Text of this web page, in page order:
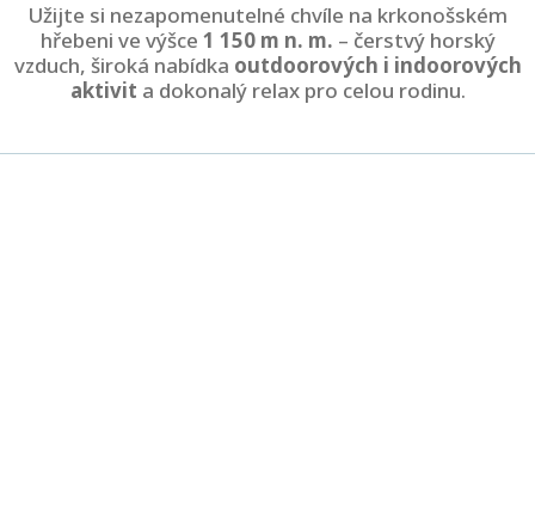
Užijte si nezapomenutelné chvíle na krkonošském
hřebeni ve výšce 1 150 m n. m. – čerstvý horský
vzduch, široká nabídka outdoorových i indoorových
aktivit a dokonalý relax pro celou rodinu.